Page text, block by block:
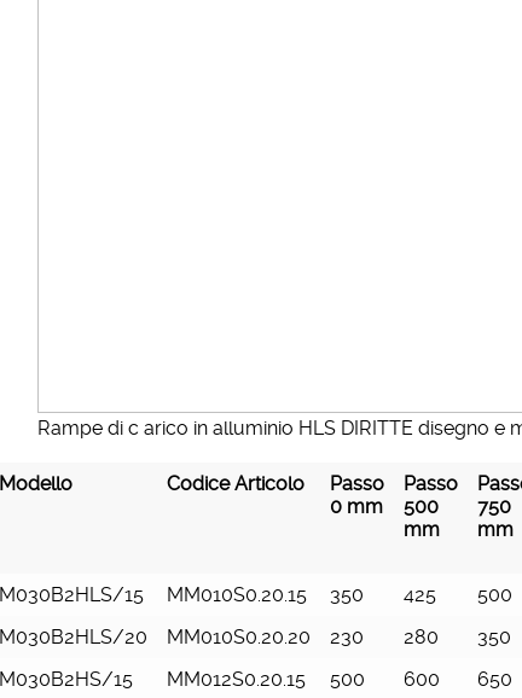
Rampe di c arico in alluminio HLS DIRITTE disegno e
Modello Codice Articolo
Passo
0 mm
Passo
500
mm
750
mm
M030B2HLS/15 MM010S0.20.15 350 425 500
M030B2HLS/20
MM010S0.20.20 230 280 350
M030B2HS/15
MM012S0.20.15 500 600 650